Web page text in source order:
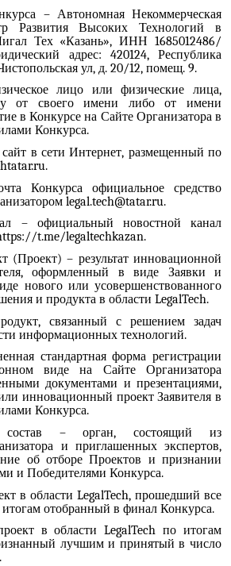
– Автономная Некоммерческая
Развития Высоких Технологий в
Тех «Казань», ИНН 1685012486/
адрес: 420124, Республика
ул, д. 20/12, помещ. 9.
лицо или физические лица,
от своего имени либо от имени
в Конкурсе на Сайте Организатора в
Конкурса.
в сети Интернет, размещенный по
Конкурса официальное средство
legal.tech@tatar.ru.
– официальный новостной канал
t.me/legaltechkazan.
(Проект) – результат инновационной
оформленный в виде Заявки и
нового или усовершенствованного
и продукта в области LegalTech.
связанный с решением задач
информационных технологий.
стандартная форма регистрации
виде на Сайте Организатора
документами и презентациями,
инновационный проект Заявителя в
Конкурса.
состав – орган, состоящий из
и приглашенных экспертов,
об отборе Проектов и признании
и Победителями Конкурса.
в области LegalTech, прошедший все
отобранный в финал Конкурса.
в области LegalTech по итогам
лучшим и принятый в число